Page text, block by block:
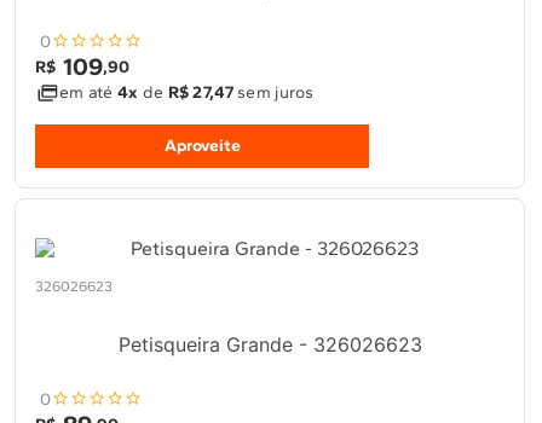
0
R$ 109,90
em até 4x de R$ 27,47sem juros
Aproveite
326026623
Petisqueira Grande - 326026623
0